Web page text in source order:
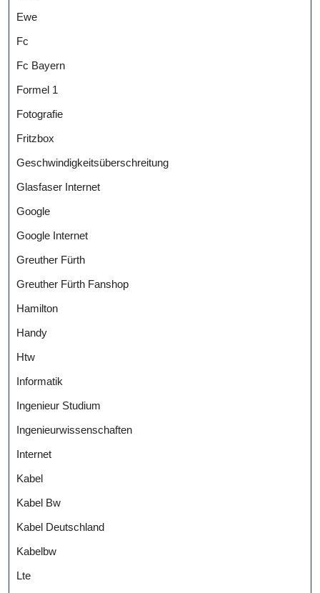
Ewe
Fc
Fc Bayern
Formel 1
Fotografie
Fritzbox
Geschwindigkeitsüberschreitung
Glasfaser Internet
Google
Google Internet
Greuther Fürth
Greuther Fürth Fanshop
Hamilton
Handy
Htw
Informatik
Ingenieur Studium
Ingenieurwissenschaften
Internet
Kabel
Kabel Bw
Kabel Deutschland
Kabelbw
Lte